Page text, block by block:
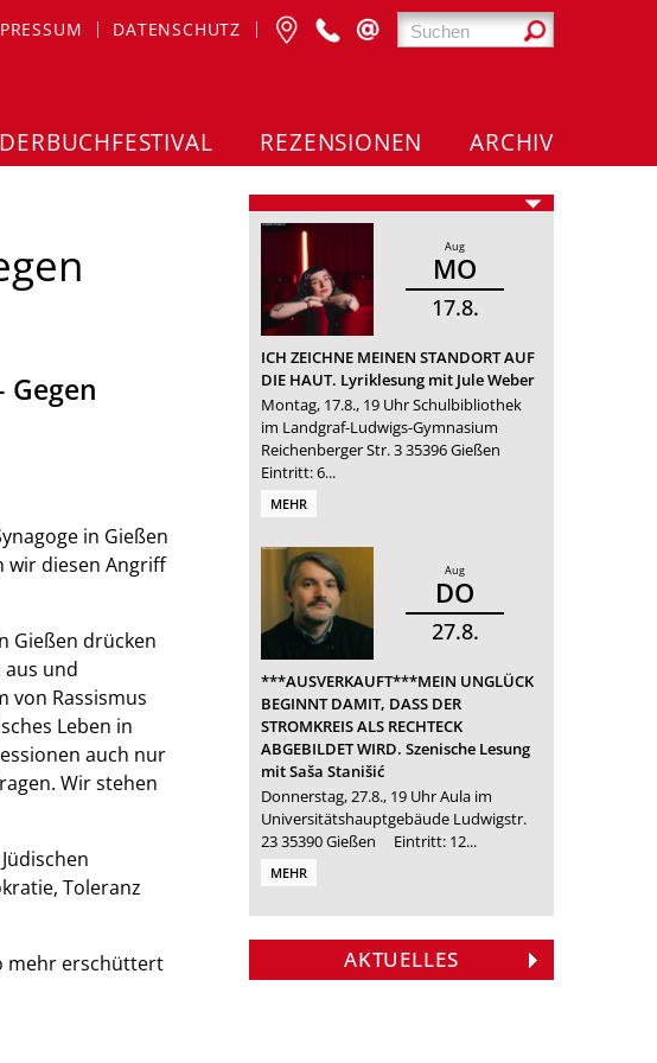
DATENSCHUTZ
REZENSIONEN ARCHIV
in Gießen
wir diesen Angriff
Gießen drücken
und
von Rassismus
Leben in
auch nur
Wir stehen
Toleranz
mehr erschüttert
Aug
MO
17 8
ICH ZEICHNE MEINEN STANDORT AUF
DIE HAUT. Lyriklesung mit Jule Weber
Montag, 17.8., 19 Uhr Schulbibliothek
im Landgraf-Ludwigs-Gymnasium
Reichenberger Str. 3 35396 Gießen
Eintritt: 6...
MEHR
Aug
DO
27 8
***AUSVERKAUFT***MEIN UNGLÜCK
BEGINNT DAMIT, DASS DER
STROMKREIS ALS RECHTECK
ABGEBILDET WIRD. Szenische Lesung
mit Saša Stanišić
Donnerstag, 27.8., 19 Uhr Aula im
Universitätshauptgebäude Ludwigstr.
23 35390 Gießen Eintritt: 12...
MEHR
AKTUELLES